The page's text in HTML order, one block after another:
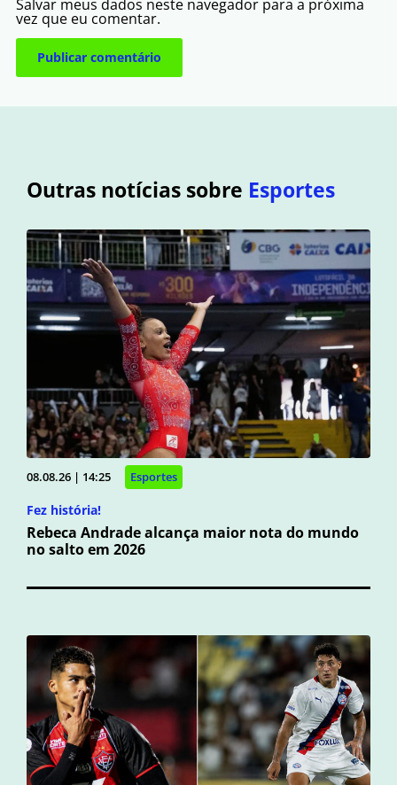
Salvar meus dados neste navegador para a próxima
vez que eu comentar.
Outras notícias sobre Esportes
08.08.26 | 14:25 Esportes
Fez história!
Rebeca Andrade alcança maior nota do mundo
no salto em 2026